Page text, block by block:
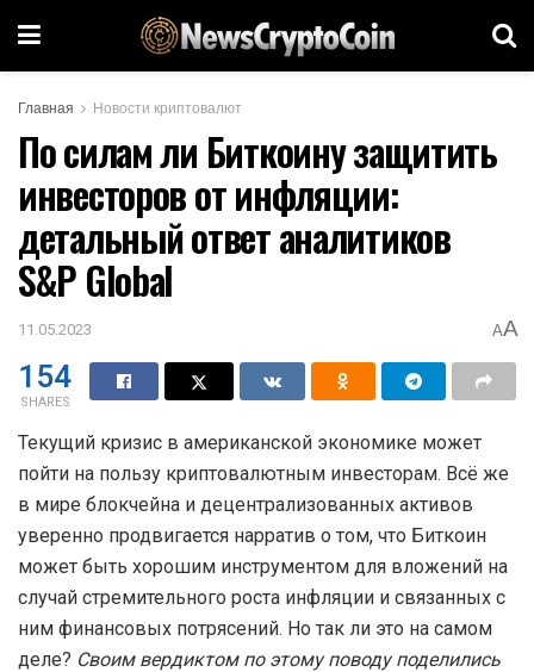
Главная Новости криптовалют
По силам ли Биткоину защитить
инвесторов от инфляции:
детальный ответ аналитиков
S&P Global
11.05.2023 AA
154
SHARES
Текущий кризис в американской экономике может
пойти на пользу криптовалютным инвесторам. Всё же
в мире блокчейна и децентрализованных активов
уверенно продвигается нарратив о том, что Биткоин
может быть хорошим инструментом для вложений на
случай стремительного роста инфляции и связанных с
ним финансовых потрясений. Но так ли это на самом
деле? Своим вердиктом по этому поводу поделились